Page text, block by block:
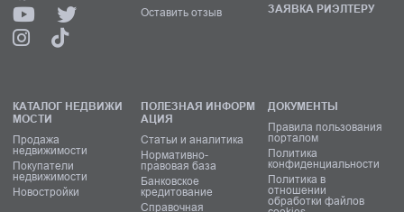
Оставить отзыв
ЗАЯВКА РИЭЛТЕРУ
КАТАЛОГ НЕДВИЖИ
МОСТИ
Продажа
недвижимости
Покупатели
недвижимости
Новостройки
ПОЛЕЗНАЯ ИНФОРМ
АЦИЯ
Статьи и аналитика
Нормативно-
правовая база
Банковское
кредитование
Справочная
ДОКУМЕНТЫ
Правила пользования
порталом
Политика
конфиденциальности
Политика в
отношении
обработки файлов